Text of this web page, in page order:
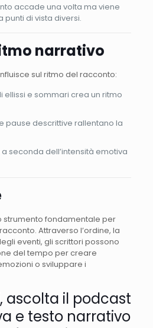
accade una volta ma viene
punti di vista diversi.
narrativo
sul ritmo del racconto:
ellissi e sommari crea un ritmo
pause descrittive rallentano la
seconda dell’intensità emotiva
strumento fondamentale per
Attraverso l’ordine, la
eventi, gli scrittori possono
del tempo per creare
o sviluppare i
ascolta il podcast
e testo narrativo